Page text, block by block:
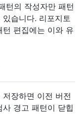
턴의 작성자만 패턴
습니다. 리포지토
편집에는 이와 유
장하면 이전 버전
경고 패턴이 닫힙